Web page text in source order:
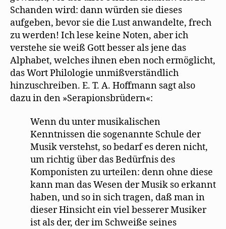
Schanden wird: dann würden sie dieses
aufgeben, bevor sie die Lust anwandelte, frech
zu werden! Ich lese keine Noten, aber ich
verstehe sie weiß Gott besser als jene das
Alphabet, welches ihnen eben noch ermöglicht,
das Wort Philologie unmißverständlich
hinzuschreiben. E. T. A. Hoffmann sagt also
dazu in den »Serapionsbrüdern«:
Wenn du unter musikalischen
Kenntnissen die sogenannte Schule der
Musik verstehst, so bedarf es deren nicht,
um richtig über das Bedürfnis des
Komponisten zu urteilen: denn ohne diese
kann man das Wesen der Musik so erkannt
haben, und so in sich tragen, daß man in
dieser Hinsicht ein viel besserer Musiker
ist als der, der im Schweiße seines